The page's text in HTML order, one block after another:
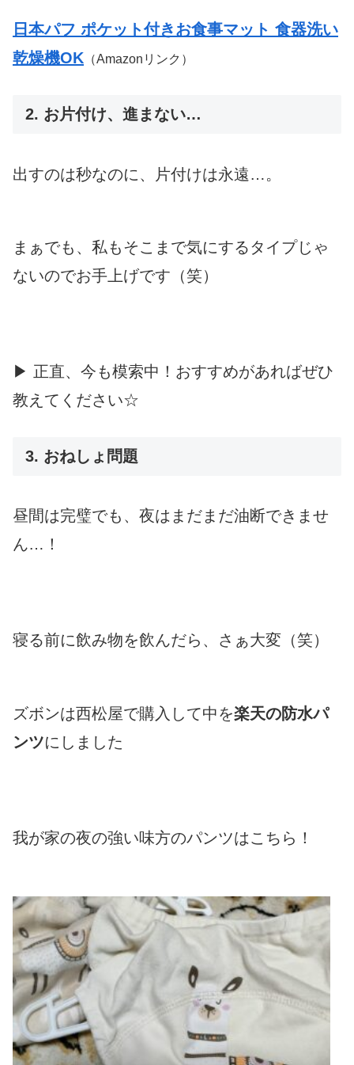
日本パフ ポケット付きお食事マット 食器洗い
乾燥機OK （Amazonリンク）
2. お片付け、進まない…
出すのは秒なのに、片付けは永遠…。
まぁでも、私もそこまで気にするタイプじゃ
ないのでお手上げです（笑）
▶ 正直、今も模索中！おすすめがあればぜひ
教えてください☆
3. おねしょ問題
昼間は完璧でも、夜はまだまだ油断できませ
ん…！
寝る前に飲み物を飲んだら、さぁ大変（笑）
ズボンは西松屋で購入して中を楽天の防水パ
ンツにしました
我が家の夜の強い味方のパンツはこちら！